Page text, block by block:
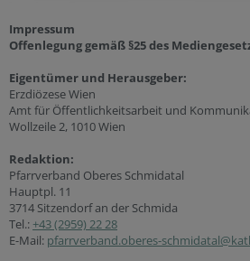
Impressum
Offenlegung gemäß §25 des
Eigentümer und Herausgeber:
Erzdiözese Wien
Amt für Öffentlichkeitsarbeit und
Wollzeile 2, 1010 Wien
Redaktion:
Pfarrverband Oberes Schmidatal
Hauptpl. 11
3714 Sitzendorf an der Schmida
Tel.: +43 (2959) 22 28
E-Mail: pfarrverband.oberes-